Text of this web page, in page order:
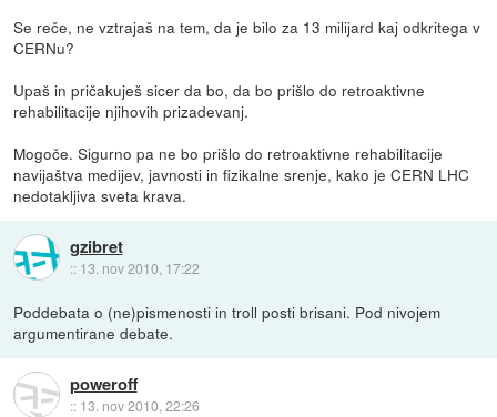
Se reče, ne vztrajaš na tem, da je bilo za 13 milijard kaj odkritega v
CERNu?
Upaš in pričakuješ sicer da bo, da bo prišlo do retroaktivne
rehabilitacije njihovih prizadevanj.
Mogoče. Sigurno pa ne bo prišlo do retroaktivne rehabilitacije
navijaštva medijev, javnosti in fizikalne srenje, kako je CERN LHC
nedotakljiva sveta krava.
gzibret
:: 13. nov 2010, 17:22
Poddebata o (ne)pismenosti in troll posti brisani. Pod nivojem
argumentirane debate.
poweroff
:: 13. nov 2010, 22:26